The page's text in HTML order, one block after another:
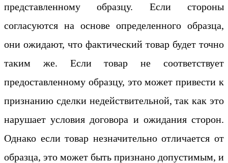
представленному образцу. Если стороны
согласуются на основе определенного образца,
они ожидают, что фактический товар будет точно
таким же. Если товар не соответствует
предоставленному образцу, это может привести к
признанию сделки недействительной, так как это
нарушает условия договора и ожидания сторон.
Однако если товар незначительно отличается от
образца, это может быть признано допустимым, и